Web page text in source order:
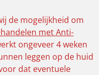
de mogelijkheid om
met Anti-
ongeveer 4 weken
leggen op de huid
dat eventuele